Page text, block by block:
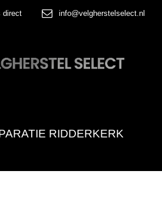
direct info@velgherstelselect.nl
RIDDERKERK